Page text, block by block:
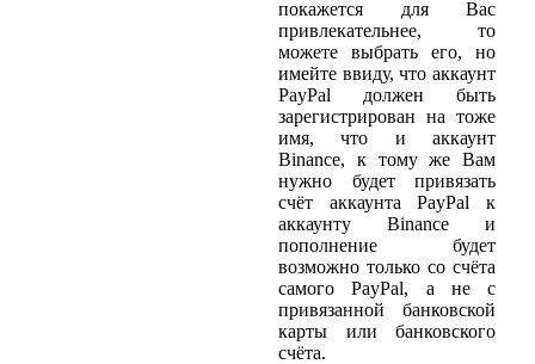
покажется для Вас
привлекательнее, то
можете выбрать его, но
имейте ввиду, что аккаунт
PayPal должен быть
зарегистрирован на тоже
имя, что и аккаунт
Binance, к тому же Вам
нужно будет привязать
счёт аккаунта PayPal к
аккаунту Binance и
пополнение будет
возможно только со счёта
самого PayPal, а не с
привязанной банковской
карты или банковского
счёта.